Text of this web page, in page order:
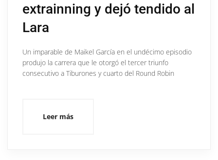
extrainning y dejó tendido al
Lara
Un imparable de Maikel García en el undécimo episodio
produjo la carrera que le otorgó el tercer triunfo
consecutivo a Tiburones y cuarto del Round Robin
Leer más